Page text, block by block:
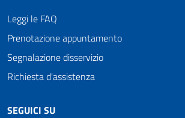
Leggi le FAQ
Prenotazione appuntamento
Segnalazione disservizio
Richiesta d'assistenza
SEGUICI SU